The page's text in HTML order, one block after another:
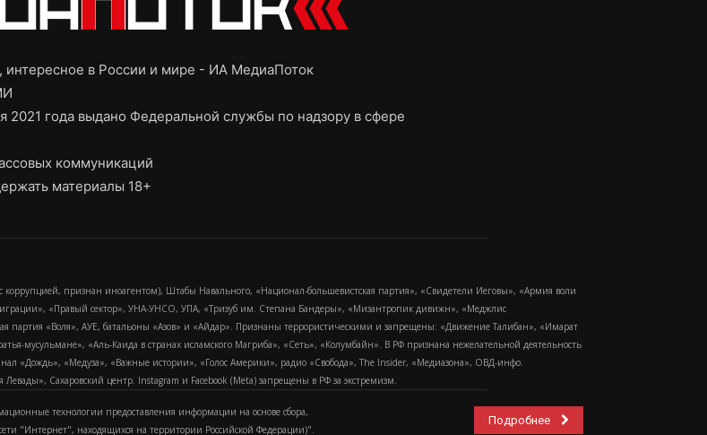
в России и мире - ИА МедиаПоток
года выдано Федеральной службы по надзору в сфере
коммуникаций
материалы 18+
признан иноагентом), Штабы Навального, «Национал-большевистская партия», «Свидетели Иеговы», «Армия воли
«Правый сектор», УНА-УНСО, УПА, «Тризуб им. Степана Бандеры», «Мизантропик дивижн», «Меджлис
партия «Воля», АУЕ, батальоны «Азов» и «Айдар». Признаны террористическими и запрещены: «Движение Талибан», «Имарат
мусульмане», «Аль-Каида в странах исламского Магриба», «Сеть», «Колумбайн». В РФ признана нежелательной деятельность
«Дождь», «Медуза», «Важные истории», «Голос Америки», радио «Свобода», The Insider, «Медиазона», ОВД-инфо.
Сахаровский центр. Instagram и Facebook (Metа) запрещены в РФ за экстремизм.
технологии предоставления информации на основе сбора,
"Интернет", находящихся на территории Российской Федерации)".
Подробнее